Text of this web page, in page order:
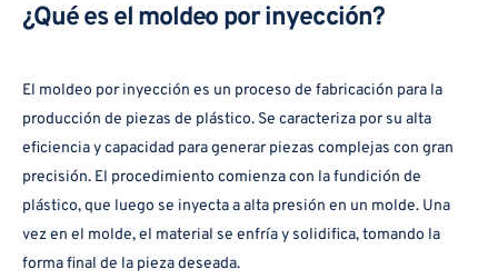
¿Qué es el moldeo por inyección?
El moldeo por inyección es un proceso de fabricación para la
producción de piezas de plástico. Se caracteriza por su alta
eficiencia y capacidad para generar piezas complejas con gran
precisión. El procedimiento comienza con la fundición de
plástico, que luego se inyecta a alta presión en un molde. Una
vez en el molde, el material se enfría y solidifica, tomando la
forma final de la pieza deseada.